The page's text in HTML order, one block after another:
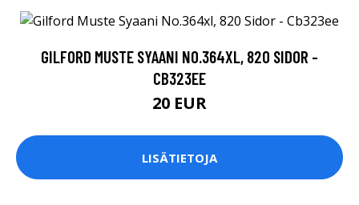
GILFORD MUSTE SYAANI NO.364XL, 820 SIDOR -
CB323EE
20 EUR
LISÄTIETOJA